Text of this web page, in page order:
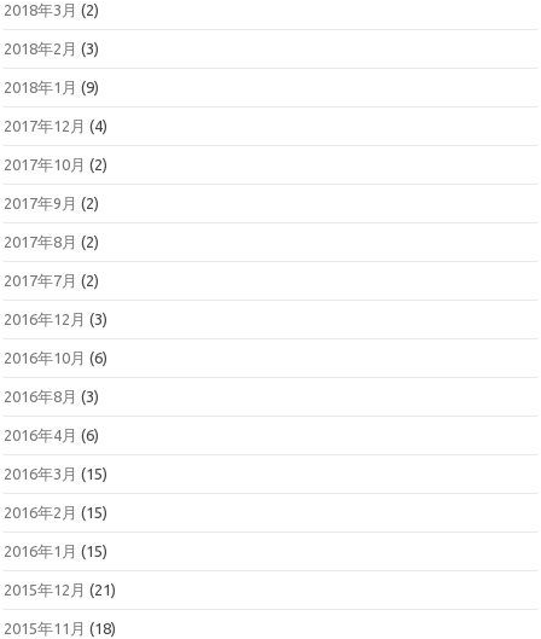
2018年3月 (2)
2018年2月 (3)
2018年1月 (9)
2017年12月 (4)
2017年10月 (2)
2017年9月 (2)
2017年8月 (2)
2017年7月 (2)
2016年12月 (3)
2016年10月 (6)
2016年8月 (3)
2016年4月 (6)
2016年3月 (15)
2016年2月 (15)
2016年1月 (15)
2015年12月 (21)
2015年11月 (18)